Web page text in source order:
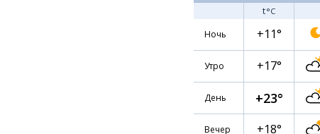
t°C
Ночь
+11°
Утро +17°
День +23°
Вечер +18°